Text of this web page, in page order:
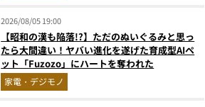
2026/08/05 19:00
【昭和の漢も陥落!?】ただのぬいぐるみと思っ
たら大間違い！ヤバい進化を遂げた育成型AIペ
ット「Fuzozo」にハートを奪われた
家電・デジモノ